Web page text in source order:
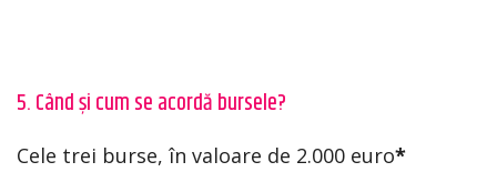
5. Când și cum se acordă bursele?
Cele trei burse, în valoare de 2.000 euro*